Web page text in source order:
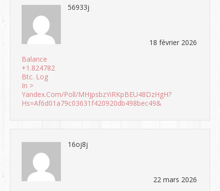
Balance
+1.824782
Btc. Log
In >
Yandex.com/poll/MHjpsbzYiRKpBEU48DzHgH?
Hs=af6d01a79c03631f420920db498bec49&
56933j
18 février 2026
16oj8j
22 mars 2026